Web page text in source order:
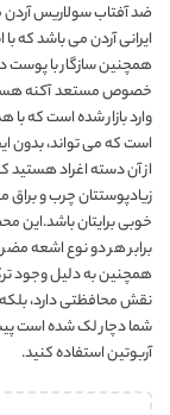
ضد آفتاب سولاریس آردن
ایرانی آردن می باشد که
همچنین سازگار با
خصوص مستعد آکنه
وارد بازار شده است که
است که می تواند،
از آن دسته اغراد هستید
زیادپوستتان چرب و
نقش محافظتی دارد،
شما دچار لک شده است
آربوتین استفاده کنید.